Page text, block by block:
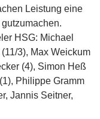
Leistung eine
HSG: Michael
3), Max Weickum
(4), Simon Heß
Philippe Gramm
Jannis Seitner,